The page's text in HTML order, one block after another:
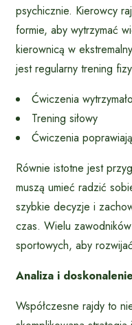
psychicznie. Kierowcy
formie, aby wytrzymać
kierownicą w
jest regularny trening
Ćwiczenia
Trening siłowy
Ćwiczenia
Równie istotne jest
muszą umieć radzić
szybkie decyzje i
czas. Wielu
sportowych, aby
Analiza i
Współczesne rajdy to